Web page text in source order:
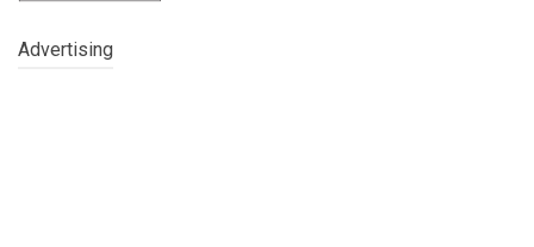
Advertising